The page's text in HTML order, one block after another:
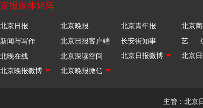
京报媒体矩阵
北京日报 北京晚报 北京青年报
北京
新闻与写作
北京日报客户端 长安街知事
艺
北晚在线
北京深读空间
主管：北京